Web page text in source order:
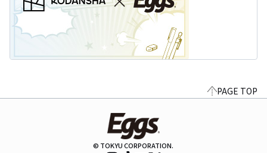
PAGE TOP
© TOKYU CORPORATION.